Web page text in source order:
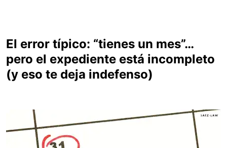
El error típico: “tienes un mes”…
pero el expediente está incompleto
(y eso te deja indefenso)